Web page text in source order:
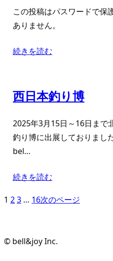
この投稿はパスワードで保
ありません。
続きを読む
西日本釣り博
2025年3月15日～16日まで
釣り博に出展しておりまし
bel…
続きを読む
1 23 … 16次のページ
© bell&joy Inc.